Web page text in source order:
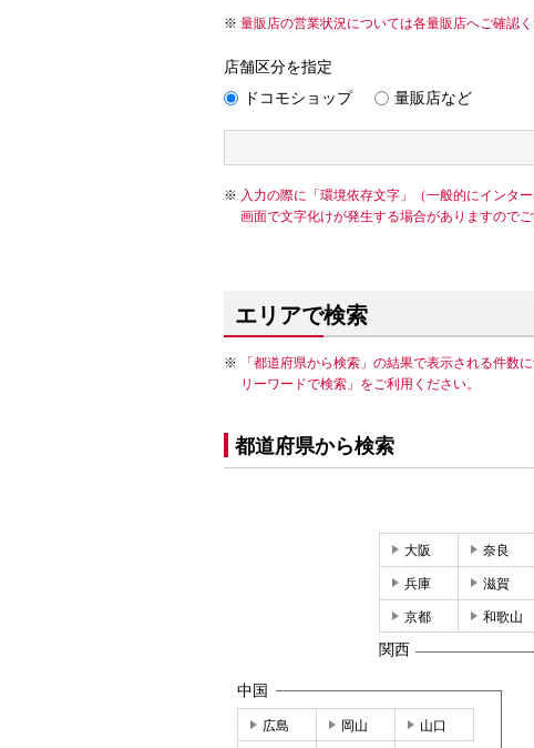
量販店の営業状況については各量販店へご確認く
店舗区分を指定
ドコモショップ
量販店など
入力の際に「環境依存文字」（一般的にインタ
画面で文字化けが発生する場合がありますのでご
エリアで検索
「都道府県から検索」の結果で表示される件数
リーワードで検索」をご利用ください。
都道府県から検索
大阪 奈良
兵庫 滋賀
京都 和歌山
関西
中国
広島 岡山 山口